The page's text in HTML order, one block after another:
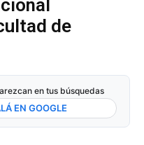
de
en tus búsquedas
EN GOOGLE